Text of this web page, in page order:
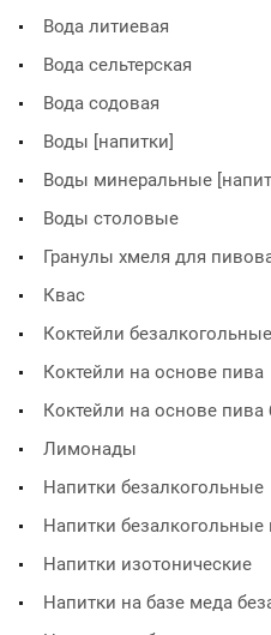
Вода литиевая
Вода сельтерская
Вода содовая
Воды [напитки]
Воды минеральные
Воды столовые
Гранулы хмеля для
Квас
Коктейли безалкогольные
Коктейли на основе пива
Коктейли на основе пива
Лимонады
Напитки безалкогольные
Напитки безалкогольные
Напитки изотонические
Напитки на базе меда